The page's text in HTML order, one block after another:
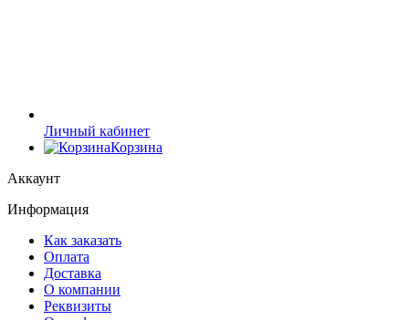
Личный кабинет
Корзина
Аккаунт
Информация
Как заказать
Оплата
Доставка
О компании
Реквизиты